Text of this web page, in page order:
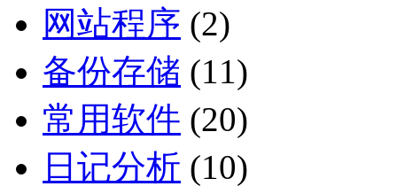
网站程序 (2)
备份存储 (11)
常用软件 (20)
日记分析 (10)